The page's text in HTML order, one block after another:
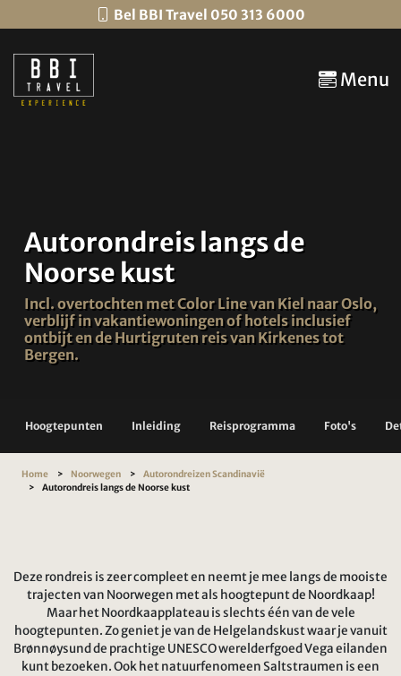
Bel BBI Travel 050 313 6000
Menu
Autorondreis langs de
Noorse kust
Incl. overtochten met Color Line van Kiel naar Oslo,
verblijf in vakantiewoningen of hotels inclusief
ontbijt en de Hurtigruten reis van Kirkenes tot
Bergen.
Hoogtepunten Inleiding Reisprogramma Foto's
Home Noorwegen
Autorondreizen Scandinavië
Autorondreis langs de Noorse kust
Deze rondreis is zeer compleet en neemt je mee langs de mooiste
trajecten van Noorwegen met als hoogtepunt de Noordkaap!
Maar het Noordkaapplateau is slechts één van de vele
hoogtepunten. Zo geniet je van de Helgelandskust waar je vanuit
Brønnøysund de prachtige UNESCO werelderfgoed Vega eilanden
kunt bezoeken. Ook het natuurfenomeen Saltstraumen is een